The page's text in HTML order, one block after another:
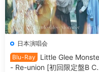
日本演唱会
Blu-Ray
Little Glee
- Re-union [初回限定盤B